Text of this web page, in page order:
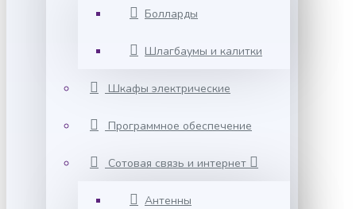
Болларды
Шлагбаумы и калитки
Шкафы электрические
Программное обеспечение
Сотовая связь и интернет
Антенны